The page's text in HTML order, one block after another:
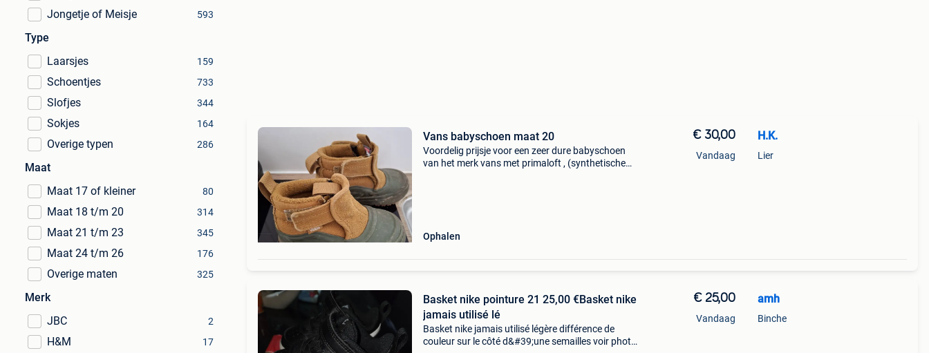
Jongetje of Meisje 593
Type
Laarsjes
159
Schoentjes 733
Slofjes 344
Sokjes 164
Overige typen 286
Maat
Maat 17 of kleiner
80
Maat 18 t/m 20 314
Maat 21 t/m 23 345
Maat 24 t/m 26 176
Overige maten 325
Merk
JBC
2
H&M 17
Vans babyschoen maat 20
Voordelig prijsje voor een zeer dure babyschoen
van het merk vans met primaloft , (synthetische
Ophalen
€ 30,00
Vandaag
H.K.
Lier
Basket nike pointure 21 25,00 €Basket nike
jamais utilisé lé
Basket nike jamais utilisé légère différence de
couleur sur le côté d&#39;une semailles voir photos
€ 25,00
Vandaag
amh
Binche